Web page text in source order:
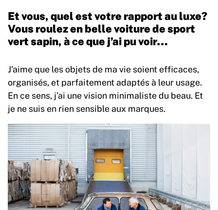
Et vous, quel est votre rapport au luxe?
Vous roulez en belle voiture de sport
vert sapin, à ce que j’ai pu voir…
J’aime que les objets de ma vie soient efficaces,
organisés, et parfaitement adaptés à leur usage.
En ce sens, j’ai une vision minimaliste du beau. Et
je ne suis en rien sensible aux marques.